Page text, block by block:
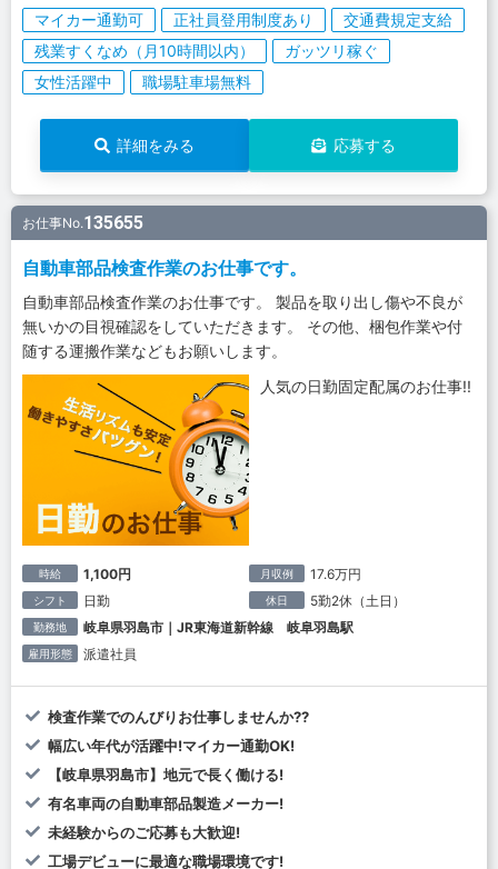
マイカー通勤可 正社員登用制度あり
交通費規定支給
残業すくなめ（月10時間以内）
ガッツリ稼ぐ
女性活躍中
職場駐車場無料
詳細をみる 応募する
お仕事No.135655
自動車部品検査作業のお仕事です。
自動車部品検査作業のお仕事です。 製品を取り出し傷や不良が
無いかの目視確認をしていただきます。 その他、梱包作業や付
随する運搬作業などもお願いします。
人気の日勤固定配属のお仕事!!
時給 1,100円 月収例 17.6万円
シフト 日勤 休日 5勤2休（土日）
勤務地 岐阜県羽島市｜JR東海道新幹線 岐阜羽島駅
雇用形態 派遣社員
検査作業でのんびりお仕事しませんか??
幅広い年代が活躍中!マイカー通勤OK!
【岐阜県羽島市】地元で長く働ける!
有名車両の自動車部品製造メーカー!
未経験からのご応募も大歓迎!
工場デビューに最適な職場環境です!